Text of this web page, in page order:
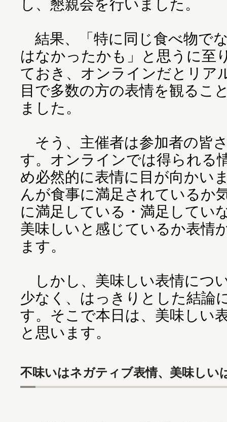
し、懇親会を行いました。
結果、「特に同じ食べ物で
はなかったかも」と思うに至
ておき、オンラインだとリア
目で多数の方の表情を観るこ
ました。
そう、主催者は参加者の皆
す。オンラインでは得られる
め必然的に表情に目が向かい
んが食事に満足されているか
に満足している・満足してい
美味しいと感じているか表情
ます。
しかし、美味しい表情につ
少なく、はっきりとした結論
す。そこで本日は、美味しい
と思います。
不味いはネガティブ表情、美味しい